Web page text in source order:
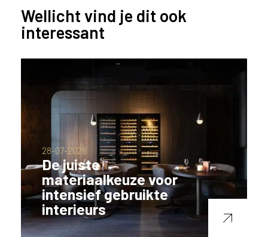
Wellicht vind je dit ook
interessant
28-07-2026
De juiste
materiaalkeuze voor
intensief gebruikte
interieurs